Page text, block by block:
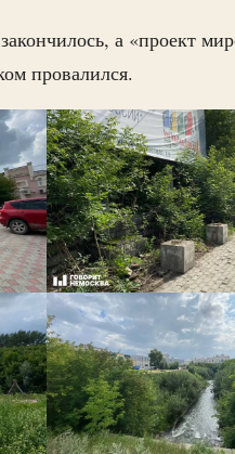
а «проект
провалился.